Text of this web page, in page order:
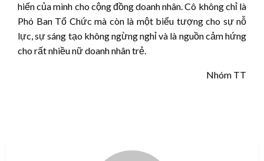
hiến của mình cho cộng đồng doanh nhân. Cô không chỉ là
Phó Ban Tổ Chức mà còn là một biểu tượng cho sự nỗ
lực, sự sáng tạo không ngừng nghỉ và là nguồn cảm hứng
cho rất nhiều nữ doanh nhân trẻ.
Nhóm TT